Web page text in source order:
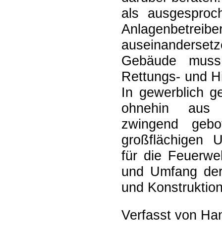
als
Gebäude
Rettungs- und
In gewerblich
ohnehin aus
zwingend
großflächigen
für die
und Umfang
und
Verfasst von